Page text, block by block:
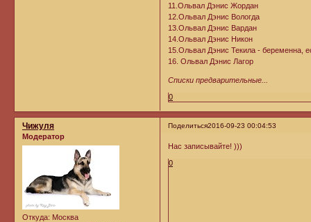
11.Ольвал Дэнис Жордан
12.Ольвал Дэнис Вологда
13.Ольвал Дэнис Вардан
14.Ольвал Дэнис Никон
15.Ольвал Дэнис Текила - беременна,
16. Ольвал Дэнис Лагор
Списки предварительные...
0
Поделиться2016-09-23 00:04:53
Чижуля
Модератор
Откуда: Москва
Нас записывайте! )))
0